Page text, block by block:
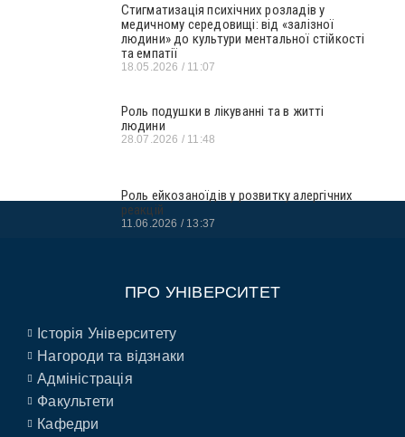
Стигматизація психічних розладів у
медичному середовищі: від «залізної
людини» до культури ментальної стійкості
та емпатії
18.05.2026 11:07
Роль подушки в лікуванні та в житті
людини
28.07.2026 11:48
Роль ейкозаноїдів у розвитку алергічних
реакцій
11.06.2026 13:37
ПРО УНІВЕРСИТЕТ
Історія Університету
Нагороди та відзнаки
Адміністрація
Факультети
Кафедри